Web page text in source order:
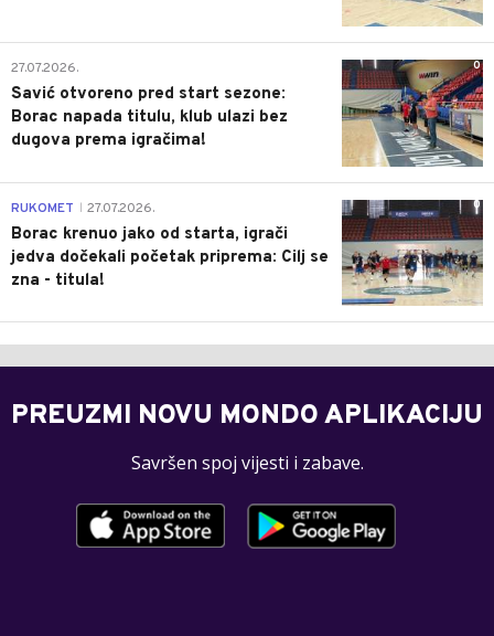
0
27.07.2026.
Savić otvoreno pred start sezone:
Borac napada titulu, klub ulazi bez
dugova prema igračima!
0
RUKOMET 27.07.2026.
Borac krenuo jako od starta, igrači
jedva dočekali početak priprema: Cilj se
zna - titula!
PREUZMI NOVU MONDO APLIKACIJU
Savršen spoj vijesti i zabave.